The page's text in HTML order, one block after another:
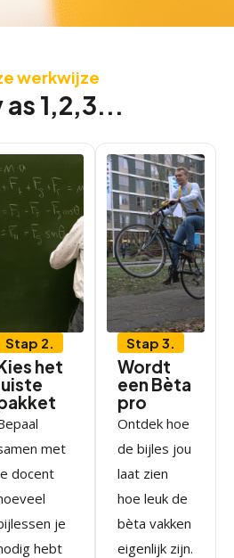
werkwijze
as 1,2,3...
Stap 2.
het
met
docent
je
hebt
Stap 3.
Wordt
een Bèta
pro
Ontdek hoe
de bijles jou
laat zien
hoe leuk de
bèta vakken
eigenlijk zijn.